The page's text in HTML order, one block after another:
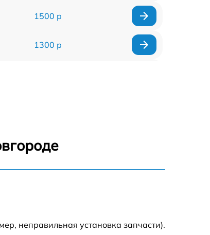
1500 р
1300 р
неправильная установка запчасти).